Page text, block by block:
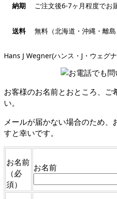
納期 ご注文後6-7ヶ月程度でお
送料 無料（北海道・沖縄・離島
Hans J Wegner(ハンス・J・ウェグ
お客様のお名前とおところ、ご
い。
メールが届かない場合のため、
すと幸いです。
お名前
（必
須）
お名前